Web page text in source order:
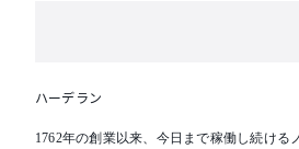
ハーデラン
1762年の創業以来、今日まで稼働し続ける